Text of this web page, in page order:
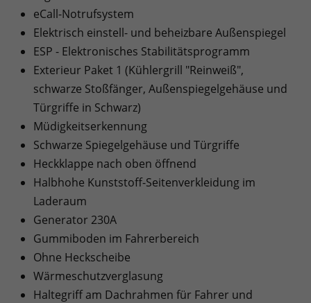
eCall-Notrufsystem
Elektrisch einstell- und beheizbare Außenspiegel
ESP - Elektronisches Stabilitätsprogramm
Exterieur Paket 1 (Kühlergrill "Reinweiß",
schwarze Stoßfänger, Außenspiegelgehäuse und
Türgriffe in Schwarz)
Müdigkeitserkennung
Schwarze Spiegelgehäuse und Türgriffe
Heckklappe nach oben öffnend
Halbhohe Kunststoff-Seitenverkleidung im
Laderaum
Generator 230A
Gummiboden im Fahrerbereich
Ohne Heckscheibe
Wärmeschutzverglasung
Haltegriff am Dachrahmen für Fahrer und